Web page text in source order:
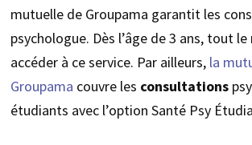
mutuelle de Groupama garantit les
psychologue. Dès l’âge de 3 ans, tout
accéder à ce service. Par ailleurs, la
Groupama couvre les consultations
étudiants avec l’option Santé Psy